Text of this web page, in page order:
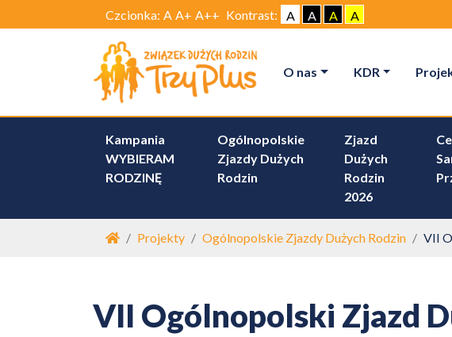
Czcionka: A A+ A++ Kontrast: A A A A
O nas KDR
Kampania
WYBIERAM
RODZINĘ
Ogólnopolskie
Zjazdy Dużych
Rodzin
Zjazd
Dużych
Rodzin
2026
Strona główna
Projekty Ogólnopolskie Zjazdy Dużych Rodzin VII
VII Ogólnopolski Zjazd